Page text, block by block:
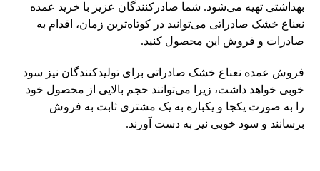
بهداشتی تهیه می‌شود. شما صادرکنندگان عزیز با خرید عمده
نعناع خشک صادراتی می‌توانید در کوتاه‌ترین زمان، اقدام به
صادرات و فروش این محصول کنید.
فروش عمده نعناع خشک صادراتی برای تولیدکنندگان نیز سود
خوبی خواهد داشت، زیرا می‌توانند حجم بالایی از محصول خود
را به صورت یکجا و یکباره به یک مشتری ثابت به فروش
برسانند و سود خوبی نیز به دست آورند.